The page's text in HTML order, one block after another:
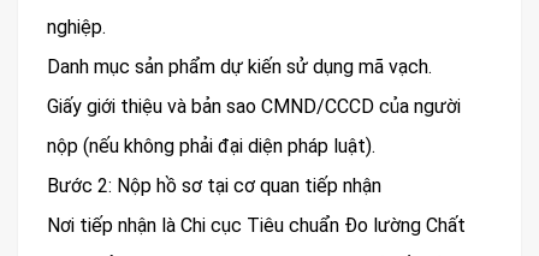
nghiệp.
Danh mục sản phẩm dự kiến sử dụng mã vạch.
Giấy giới thiệu và bản sao CMND/CCCD của người
nộp (nếu không phải đại diện pháp luật).
Bước 2: Nộp hồ sơ tại cơ quan tiếp nhận
Nơi tiếp nhận là Chi cục Tiêu chuẩn Đo lường Chất